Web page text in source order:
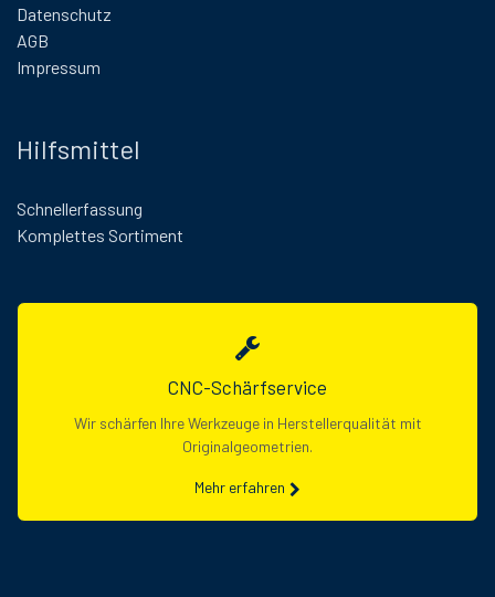
Datenschutz
AGB
Impressum
Hilfsmittel
Schnellerfassung
Komplettes Sortiment
CNC-Schärfservice
Wir schärfen Ihre Werkzeuge in Herstellerqualität mit
Originalgeometrien.
Mehr erfahren